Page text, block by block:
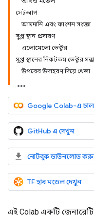
সেটআপ
আমদানি এবং ফাংশন সংজ্ঞা
সুপ্ত স্থান প্রসারণ
এলোমেলো ভেক্টর
সুপ্ত স্থানের নিকটতম ভেক্টর
উপরের উদাহরণ দিয়ে খেলা
Google Colab-এ
GitHub এ দেখুন
নোটবুক ডাউনলোড
TF হাব মডেল দেখুন
এই Colab একটি